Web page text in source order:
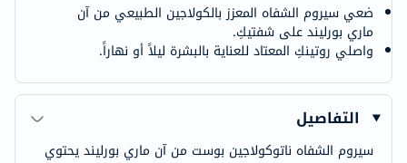
ضعي سيروم الشفاه المعزز بالكولاجين الطبيعي من آن
ماري بورليند على شفتيكِ.
واصلي روتينكِ المعتاد للعناية بالبشرة ليلاً أو نهاراً.
التفاصيل
سيروم الشفاه ناتوكولاجين بوست من آن ماري بورليند يحتوي